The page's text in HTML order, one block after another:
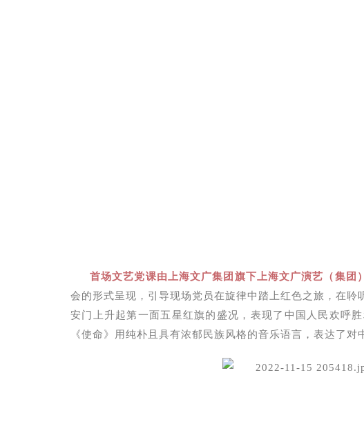
首场文艺党课由上海文广集团旗下上海文广演艺（集团
会的形式呈现，引导现场党员在旋律中踏上红色之旅，在聆
安门上升起第一面五星红旗的盛况，表现了中国人民欢呼
《使命》用纯朴且具有浓郁民族风格的音乐语言，表达了